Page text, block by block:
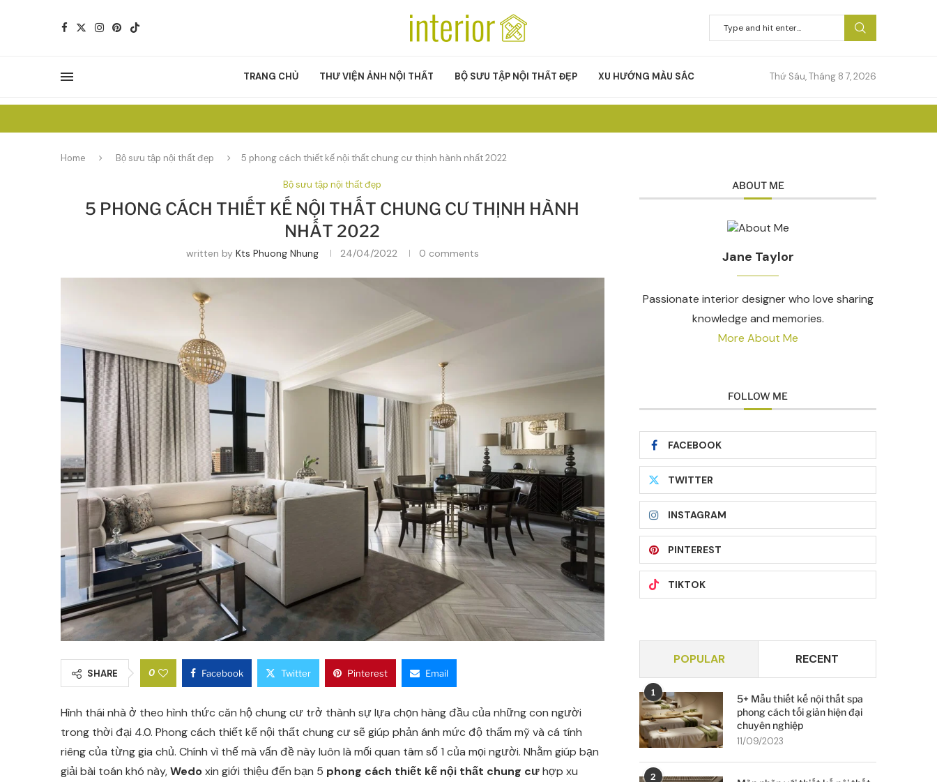
TRANG CHỦ THƯ VIỆN ẢNH NỘI THẤT BỘ SƯU TẬP NỘI THẤT ĐẸP XU HƯỚNG MÀU SẮC Thứ Sáu, Tháng 8 7, 2026
Home Bộ sưu tập nội thất đẹp 5 phong cách thiết kế nội thất chung cư thịnh hành nhất 2022
Bộ sưu tập nội thất đẹp
5 PHONG CÁCH THIẾT KẾ NỘI THẤT CHUNG CƯ THỊNH HÀNH
NHẤT 2022
written by Kts Phuong Nhung 24/04/2022 0 comments
SHARE 0 Facebook Twitter Pinterest Email
Hình thái nhà ở theo hình thức căn hộ chung cư trở thành sự lựa chọn hàng đầu của những con người
trong thời đại 4.0. Phong cách thiết kế nội thất chung cư sẽ giúp phản ánh mức độ thẩm mỹ và cá tính
riêng của từng gia chủ. Chính vì thế mà vấn đề này luôn là mối quan tâm số 1 của mọi người. Nhằm giúp bạn
giải bài toán khó này,Wedoxin giới thiệu đến bạn 5 phong cách thiết kế nội thất chung cưhợp xu
ABOUT ME
Jane Taylor
Passionate interior designer who love sharing
knowledge and memories.
More About Me
FOLLOW ME
FACEBOOK
TWITTER
INSTAGRAM
PINTEREST
TIKTOK
POPULAR RECENT
1
5+ Mẫu thiết kế nội thất spa
phong cách tối giản hiện đại
chuyên nghiệp
11/09/2023
2